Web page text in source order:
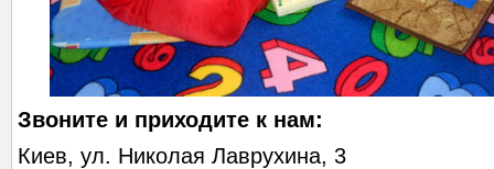
Звоните и приходите к нам:
Киев, ул. Николая Лаврухина, 3